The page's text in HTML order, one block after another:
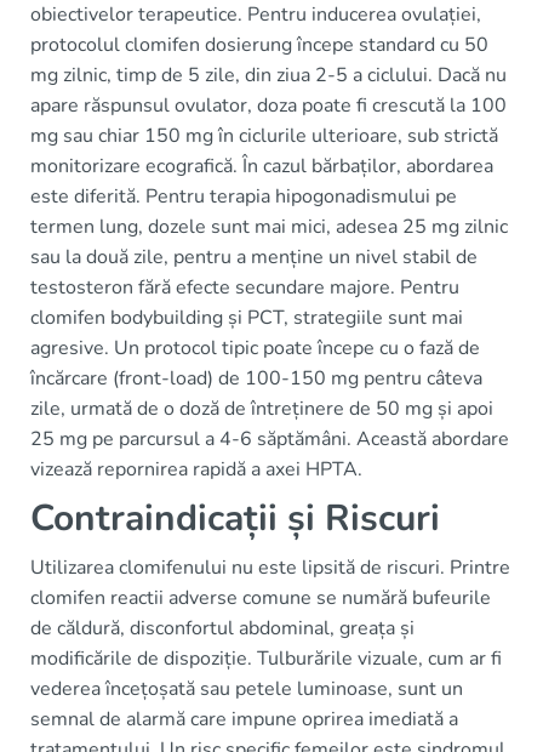
obiectivelor terapeutice. Pentru inducerea ovulației,
protocolul clomifen dosierung începe standard cu 50
mg zilnic, timp de 5 zile, din ziua 2-5 a ciclului. Dacă nu
apare răspunsul ovulator, doza poate fi crescută la 100
mg sau chiar 150 mg în ciclurile ulterioare, sub strictă
monitorizare ecografică. În cazul bărbaților, abordarea
este diferită. Pentru terapia hipogonadismului pe
termen lung, dozele sunt mai mici, adesea 25 mg zilnic
sau la două zile, pentru a menține un nivel stabil de
testosteron fără efecte secundare majore. Pentru
clomifen bodybuilding și PCT, strategiile sunt mai
agresive. Un protocol tipic poate începe cu o fază de
încărcare (front-load) de 100-150 mg pentru câteva
zile, urmată de o doză de întreținere de 50 mg și apoi
25 mg pe parcursul a 4-6 săptămâni. Această abordare
vizează repornirea rapidă a axei HPTA.
Contraindicații și Riscuri
Utilizarea clomifenului nu este lipsită de riscuri. Printre
clomifen reactii adverse comune se numără bufeurile
de căldură, disconfortul abdominal, greața și
modificările de dispoziție. Tulburările vizuale, cum ar fi
vederea încețoșată sau petele luminoase, sunt un
semnal de alarmă care impune oprirea imediată a